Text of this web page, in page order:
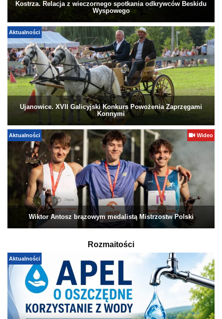
Kostrza. Relacja z wieczornego spotkania odkrywców Beskidu
Wyspowego
Aktualności
Ujanowice. XVII Galicyjski Konkurs Powożenia Zaprzęgami
Konnymi
Aktualności Wideo
Wiktor Antosz brązowym medalistą Mistrzostw Polski
Rozmaitości
Aktualności